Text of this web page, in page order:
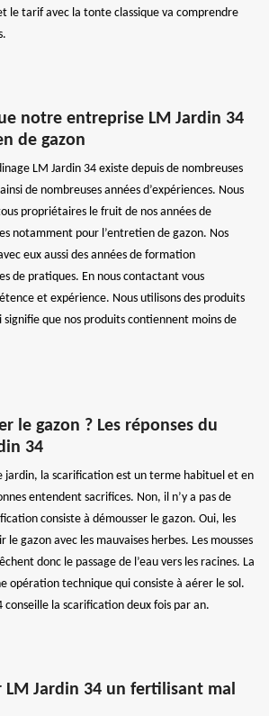
le tarif avec la tonte classique va comprendre
notre entreprise LM Jardin 34
de gazon
LM Jardin 34 existe depuis de nombreuses
de nombreuses années d’expériences. Nous
propriétaires le fruit de nos années de
notamment pour l’entretien de gazon. Nos
eux aussi des années de formation
de pratiques. En nous contactant vous
et expérience. Nous utilisons des produits
signifie que nos produits contiennent moins de
le gazon ? Les réponses du
34
jardin, la scarification est un terme habituel et en
entendent sacrifices. Non, il n’y a pas de
consiste à démousser le gazon. Oui, les
le gazon avec les mauvaises herbes. Les mousses
donc le passage de l’eau vers les racines. La
opération technique qui consiste à aérer le sol.
conseille la scarification deux fois par an.
Jardin 34 un fertilisant mal